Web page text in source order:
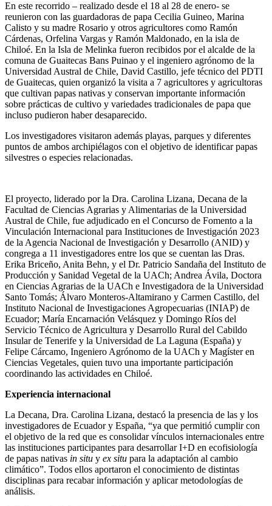
En este recorrido – realizado desde el 18 al 28 de enero- se
reunieron con las guardadoras de papa Cecilia Guineo, Marina
Calisto y su madre Rosario y otros agricultores como Ramón
Cárdenas, Orfelina Vargas y Ramón Maldonado, en la isla de
Chiloé. En la Isla de Melinka fueron recibidos por el alcalde de la
comuna de Guaitecas Bans Puinao y el ingeniero agrónomo de la
Universidad Austral de Chile, David Castillo, jefe técnico del PDTI
de Guaitecas, quien organizó la visita a 7 agricultores y agricultoras
que cultivan papas nativas y conservan importante información
sobre prácticas de cultivo y variedades tradicionales de papa que
incluso pudieron haber desaparecido.
Los investigadores visitaron además playas, parques y diferentes
puntos de ambos archipiélagos con el objetivo de identificar papas
silvestres o especies relacionadas.
El proyecto, liderado por la Dra. Carolina Lizana, Decana de la
Facultad de Ciencias Agrarias y Alimentarias de la Universidad
Austral de Chile, fue adjudicado en el Concurso de Fomento a la
Vinculación Internacional para Instituciones de Investigación 2023
de la Agencia Nacional de Investigación y Desarrollo (ANID) y
congrega a 11 investigadores entre los que se cuentan las Dras.
Erika Briceño, Anita Behn, y el Dr. Patricio Sandaña del Instituto de
Producción y Sanidad Vegetal de la UACh; Andrea Ávila, Doctora
en Ciencias Agrarias de la UACh e Investigadora de la Universidad
Santo Tomás; Álvaro Monteros-Altamirano y Carmen Castillo, del
Instituto Nacional de Investigaciones Agropecuarias (INIAP) de
Ecuador; María Encarnación Velásquez y Domingo Ríos del
Servicio Técnico de Agricultura y Desarrollo Rural del Cabildo
Insular de Tenerife y la Universidad de La Laguna (España) y
Felipe Cárcamo, Ingeniero Agrónomo de la UACh y Magíster en
Ciencias Vegetales, quien tuvo una importante participación
coordinando las actividades en Chiloé.
Experiencia internacional
La Decana, Dra. Carolina Lizana, destacó la presencia de las y los
investigadores de Ecuador y España, “ya que permitió cumplir con
el objetivo de la red que es consolidar vínculos internacionales entre
las instituciones participantes para desarrollar I+D en ecofisiología
de papas nativas in situ y ex situ para la adaptación al cambio
climático”. Todos ellos aportaron el conocimiento de distintas
disciplinas para recabar información y aplicar metodologías de
análisis.